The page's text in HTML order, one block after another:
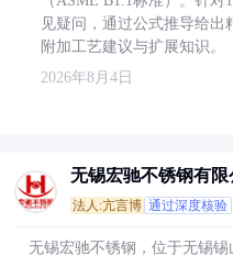
见疑问，通过公式推导给
附加工艺建议与扩展知识。
2026年8月4日
无锡宏驰不锈钢有限
法人:亢言博 通过深度核验
无锡宏驰不锈钢，位于无锡